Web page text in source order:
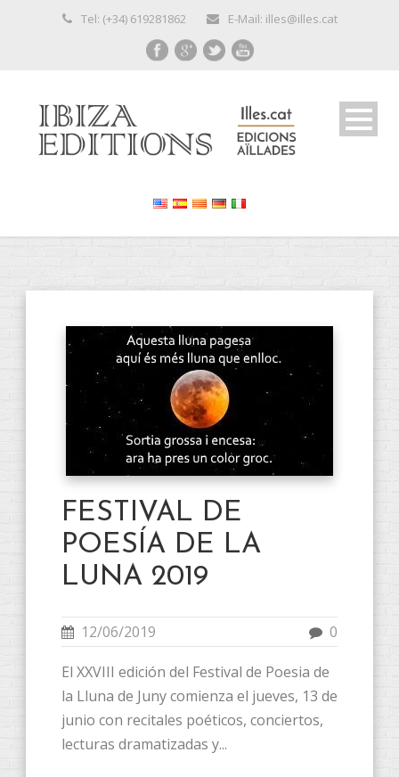
Tel: (+34) 619281862 E-Mail: illes@illes.cat
FESTIVAL DE
POESÍA DE LA
LUNA 2019
12/06/2019 0
El XXVIII edición del Festival de Poesia de
la Lluna de Juny ​​comienza el jueves, 13 de
junio con recitales poéticos, conciertos,
lecturas dramatizadas y...